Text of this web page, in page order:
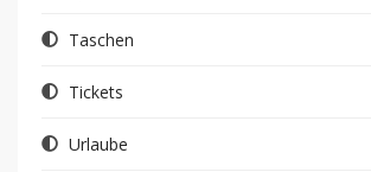
Taschen
Tickets
Urlaube